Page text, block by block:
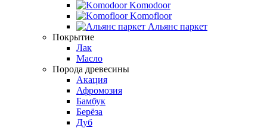
Komodoor
Komofloor
Альянс паркет
Покрытие
Лак
Масло
Порода древесины
Акация
Афромозия
Бамбук
Берёза
Дуб